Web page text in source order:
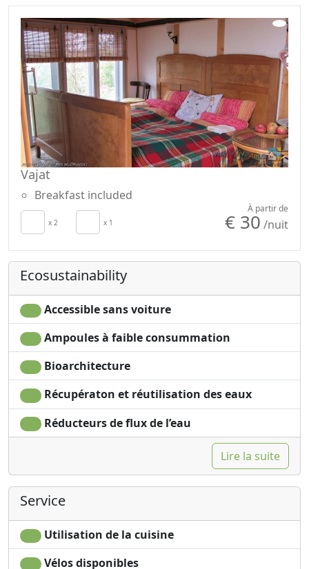
Vajat
Breakfast included
x 2 x 1
À partir de
€ 30 /nuit
Ecosustainability
Accessible sans voiture
Ampoules à faible consummation
Bioarchitecture
Récupératon et réutilisation des eaux
Réducteurs de flux de l’eau
Lire la suite
Service
Utilisation de la cuisine
Vélos disponibles